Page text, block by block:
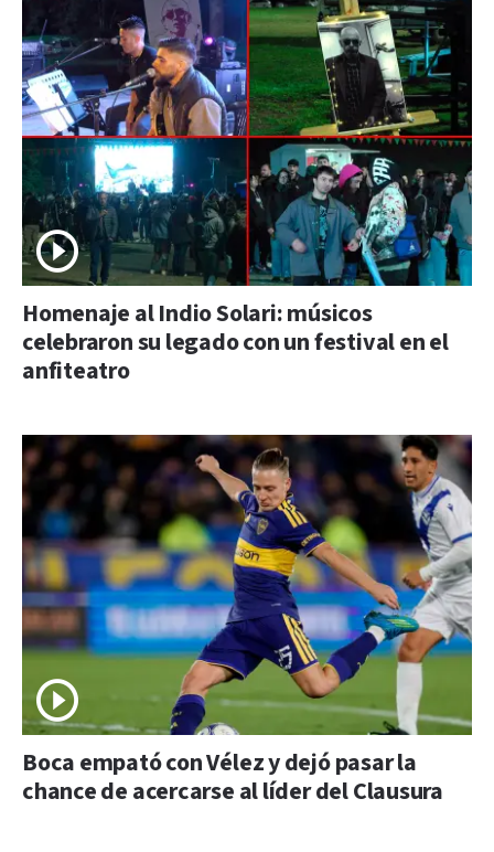
Homenaje al Indio Solari: músicos
celebraron su legado con un festival en el
anfiteatro
Boca empató con Vélez y dejó pasar la
chance de acercarse al líder del Clausura